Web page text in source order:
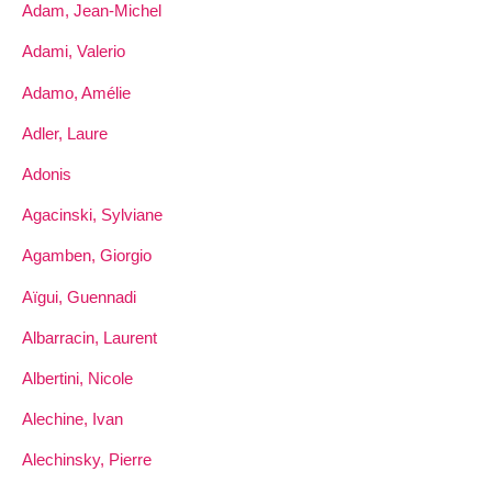
Adam, Jean-Michel
Adami, Valerio
Adamo, Amélie
Adler, Laure
Adonis
Agacinski, Sylviane
Agamben, Giorgio
Aïgui, Guennadi
Albarracin, Laurent
Albertini, Nicole
Alechine, Ivan
Alechinsky, Pierre